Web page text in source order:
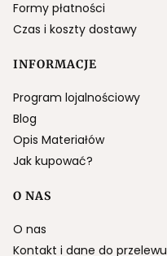
Formy płatności
Czas i koszty dostawy
INFORMACJE
Program lojalnościowy
Blog
Opis Materiałów
Jak kupować?
O NAS
O nas
Kontakt i dane do przelewu